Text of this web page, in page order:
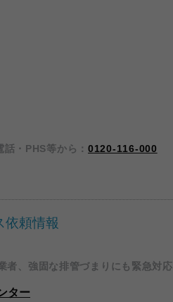
話・PHS等から：0120-116-000
依頼情報
者、強固な排管づまりにも緊急対応
ター